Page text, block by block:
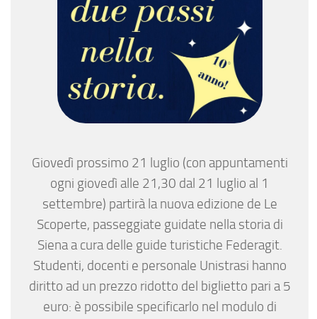
Giovedì prossimo 21 luglio (con appuntamenti
ogni giovedì alle 21,30 dal 21 luglio al 1
settembre) partirà la nuova edizione de Le
Scoperte, passeggiate guidate nella storia di
Siena a cura delle guide turistiche Federagit.
Studenti, docenti e personale Unistrasi hanno
diritto ad un prezzo ridotto del biglietto pari a 5
euro: è possibile specificarlo nel modulo di